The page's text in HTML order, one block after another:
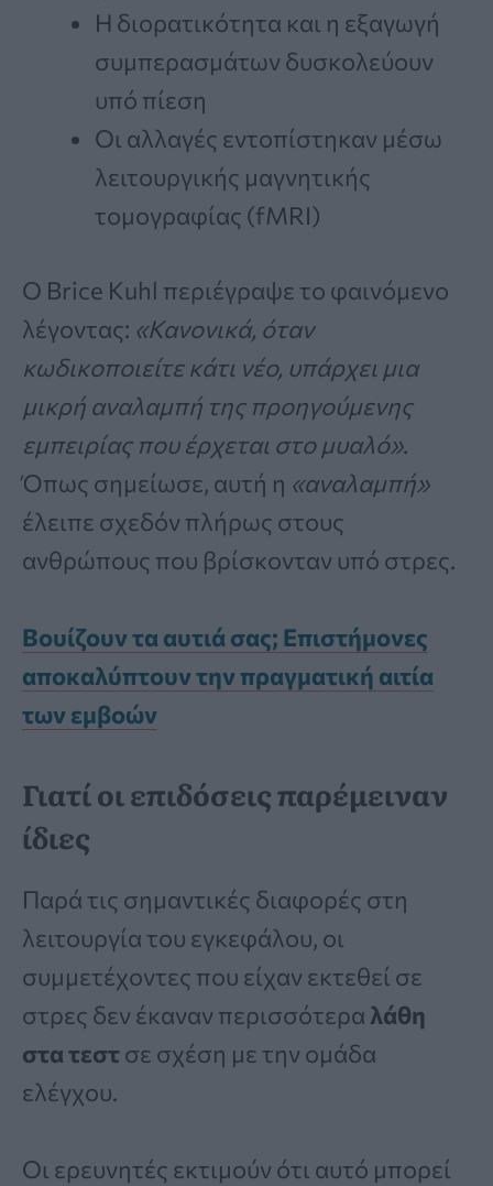
Η διορατικότητα και η εξαγωγή
συμπερασμάτων δυσκολεύουν
υπό πίεση
Οι αλλαγές εντοπίστηκαν μέσω
λειτουργικής μαγνητικής
τομογραφίας (fMRI)
Ο Brice Kuhl περιέγραψε το φαινόμενο
λέγοντας: «Κανονικά, όταν
κωδικοποιείτε κάτι νέο, υπάρχει μια
μικρή αναλαμπή της προηγούμενης
εμπειρίας που έρχεται στο μυαλό».
Όπως σημείωσε, αυτή η «αναλαμπή»
έλειπε σχεδόν πλήρως στους
ανθρώπους που βρίσκονταν υπό στρες.
Βουίζουν τα αυτιά σας; Επιστήμονες
αποκαλύπτουν την πραγματική αιτία
των εμβοών
Γιατί οι επιδόσεις παρέμειναν
ίδιες
Παρά τις σημαντικές διαφορές στη
λειτουργία του εγκεφάλου, οι
συμμετέχοντες που είχαν εκτεθεί σε
στρες δεν έκαναν περισσότερα λάθη
στα τεστσε σχέση με την ομάδα
ελέγχου.
Οι ερευνητές εκτιμούν ότι αυτό μπορεί